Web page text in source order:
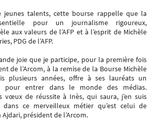
jeunes talents, cette bourse rappelle que la
pour un journalisme rigoureux,
aux valeurs de l’AFP et à l’esprit de Michèle
PDG de l’AFP.
joie que je participe, pour la première fois
de l’Arcom, à la remise de la Bourse Michèle
plusieurs années, offre à ses lauréats un
pour entrer dans le monde des médias.
vœux de réussite à Inès, qui saura, j’en suis
dans ce merveilleux métier qu’est celui de
président de l’Arcom.